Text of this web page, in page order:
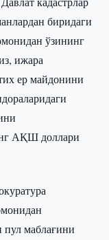
биридаги
ўзининг
ижара
ер майдонини
АҚШ доллари
пул маблағини